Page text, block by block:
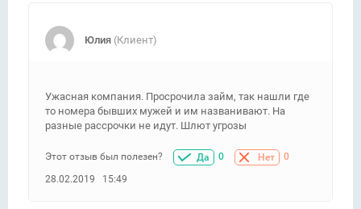
Юлия (Клиент)
Ужасная компания. Просрочила займ, так нашли где
то номера бывших мужей и им названивают. На
разные рассрочки не идут. Шлют угрозы
Этот отзыв был полезен? Да 0 Нет
0
28.02.2019 15:49